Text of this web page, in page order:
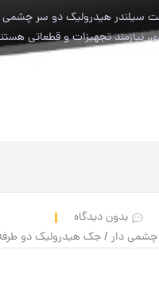
سیلندر هیدرولیک دو سر چشمی
نیازمند تجهیزات و قطعاتی
بدون دیدگاه
دار /جک هیدرولیک دو